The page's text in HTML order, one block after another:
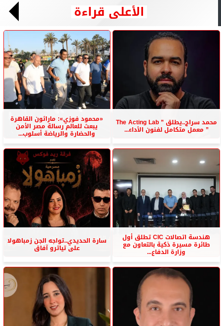
الأعلى قراءة
محمد سراج..يطلق ” The Acting Lab
” معمل متكامل لفنون الأداء...
«محمود فوزي»: ماراثون القاهرة
يبعث للعالم رسالة مصر الأمن
والحضارة والرياضة أسلوب...
هندسة اتصالات CIC تطلق أول
طائرة مسيرة ذكية بالتعاون مع
وزارة الدفاع...
سارة الحديدي..تواجه الجن زمباهولا
على تياترو آفاق